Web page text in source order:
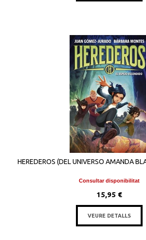
HEREDEROS (DEL UNIVERSO AMANDA
Consultar disponibilitat
15,95 €
VEURE DETALLS